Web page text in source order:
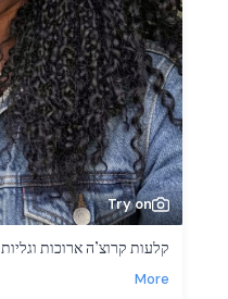
Try on
קלעות קרוצ’ה ארוכות וגליות
More